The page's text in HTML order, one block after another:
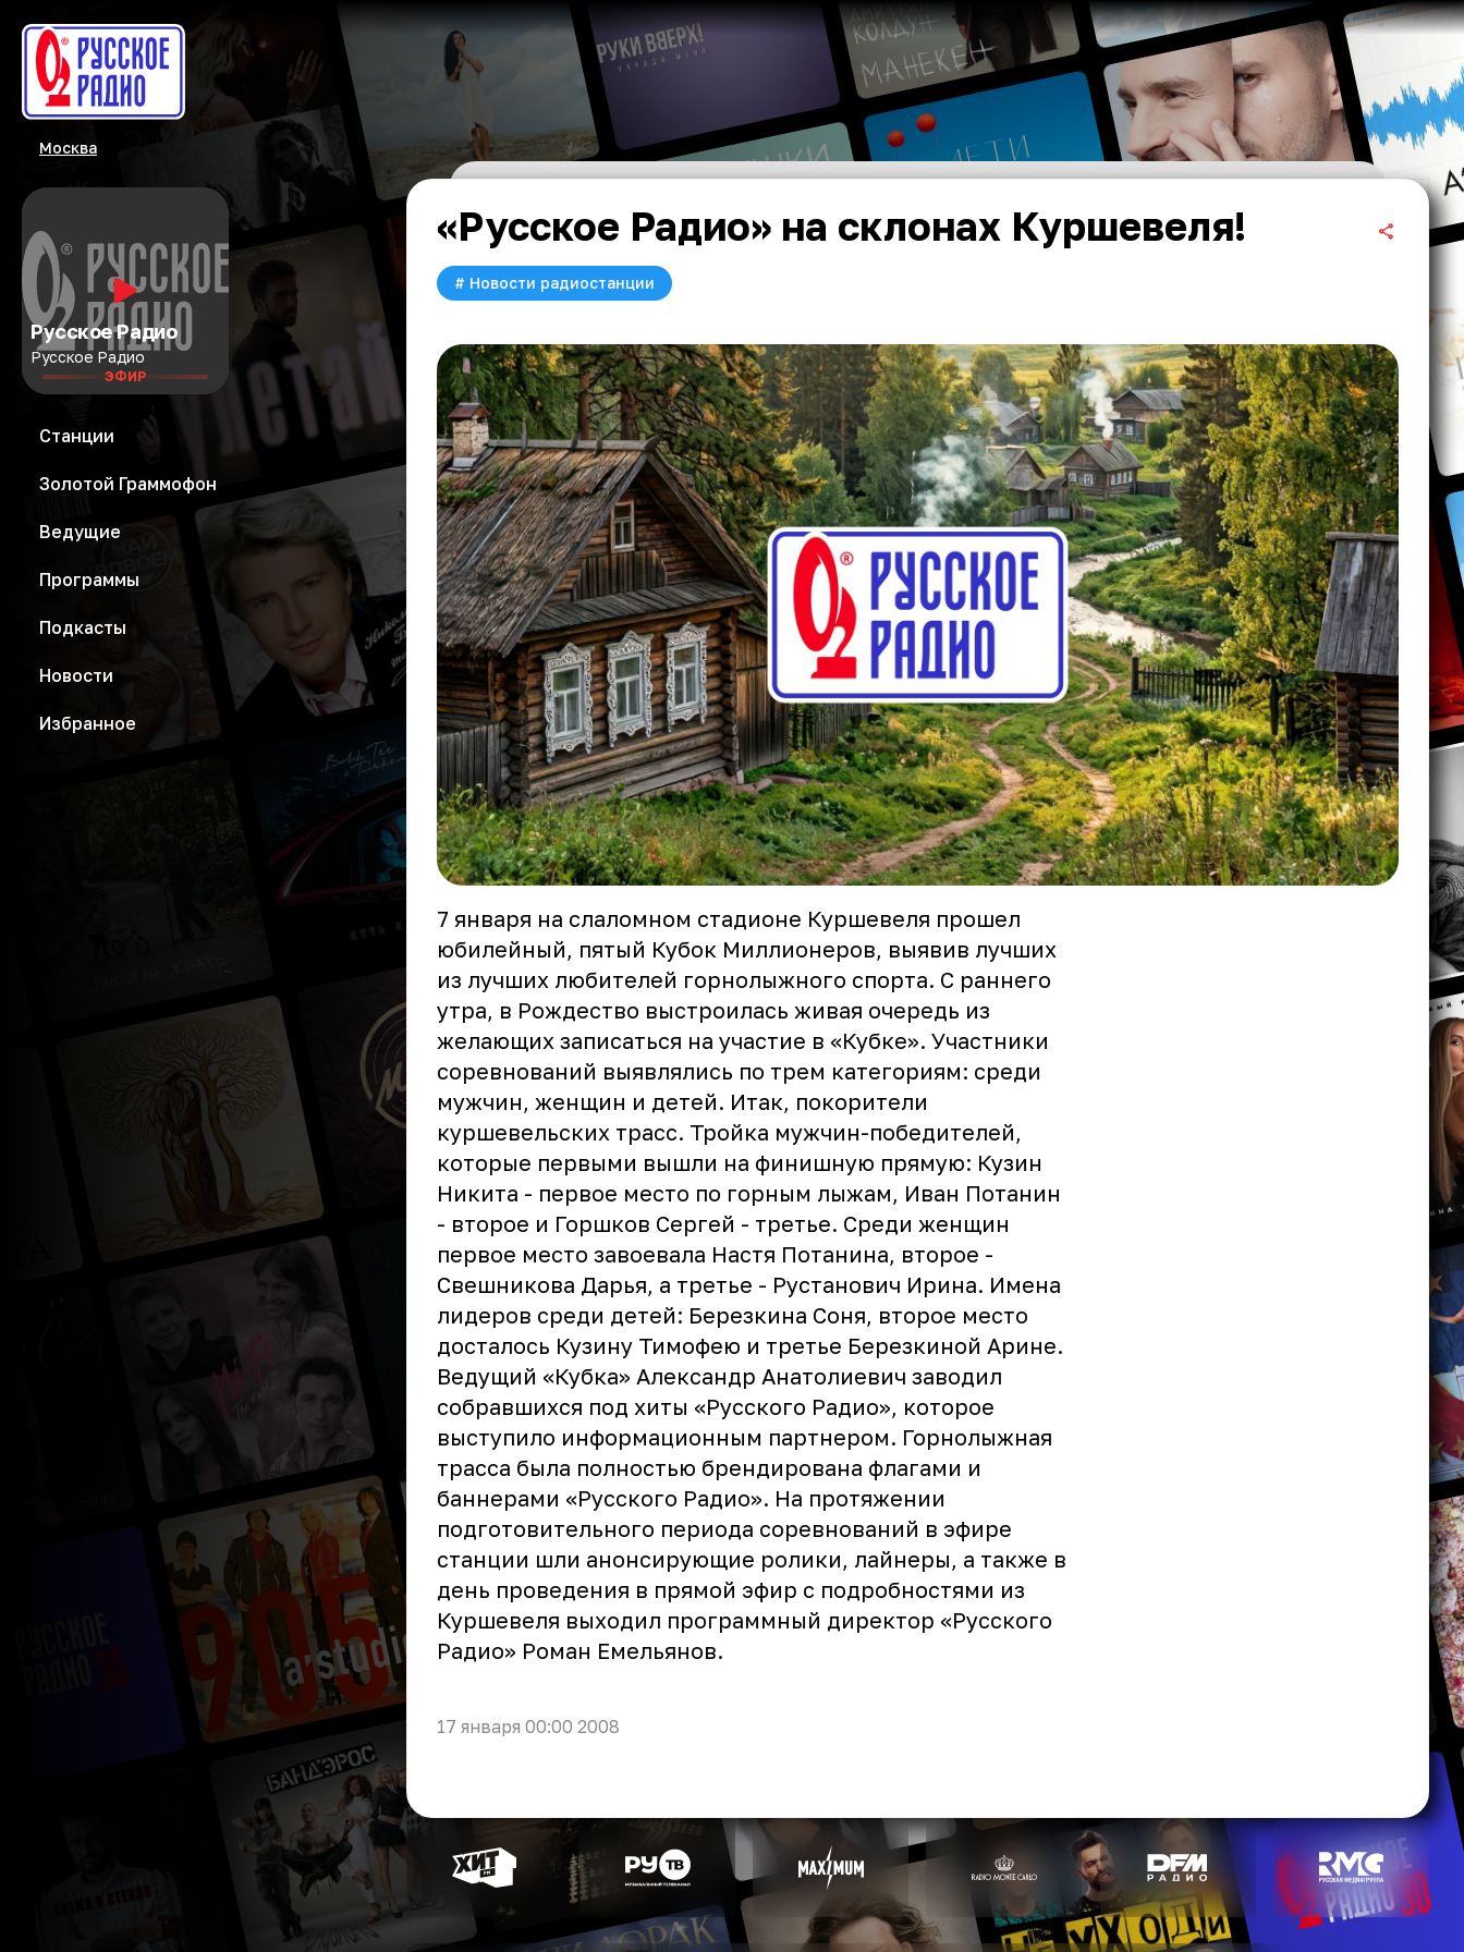
Москва
Русское Радио
Русское Радио
ЭФИР
Станции
Золотой Граммофон
Ведущие
Программы
Подкасты
Новости
Избранное
«Русское Радио» на склонах Куршевеля!
# Новости радиостанции
7 января на слаломном стадионе Куршевеля прошел
юбилейный, пятый Кубок Миллионеров, выявив лучших
из лучших любителей горнолыжного спорта. С раннего
утра, в Рождество выстроилась живая очередь из
желающих записаться на участие в «Кубке». Участники
соревнований выявлялись по трем категориям: среди
мужчин, женщин и детей. Итак, покорители
куршевельских трасс. Тройка мужчин-победителей,
которые первыми вышли на финишную прямую: Кузин
Никита - первое место по горным лыжам, Иван Потанин
- второе и Горшков Сергей - третье. Среди женщин
первое место завоевала Настя Потанина, второе -
Свешникова Дарья, а третье - Рустанович Ирина. Имена
лидеров среди детей: Березкина Соня, второе место
досталось Кузину Тимофею и третье Березкиной Арине.
Ведущий «Кубка» Александр Анатолиевич заводил
собравшихся под хиты «Русского Радио», которое
выступило информационным партнером. Горнолыжная
трасса была полностью брендирована флагами и
баннерами «Русского Радио». На протяжении
подготовительного периода соревнований в эфире
станции шли анонсирующие ролики, лайнеры, а также в
день проведения в прямой эфир с подробностями из
Куршевеля выходил программный директор «Русского
Радио» Роман Емельянов.
17 января 00:00 2008